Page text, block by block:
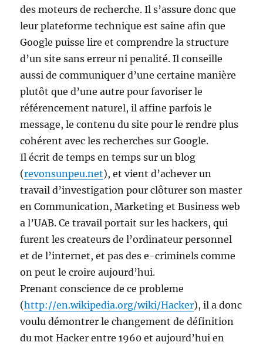
des moteurs de recherche. Il s’assure donc que
leur plateforme technique est saine afin que
Google puisse lire et comprendre la structure
d’un site sans erreur ni penalité. Il conseille
aussi de communiquer d’une certaine manière
plutôt que d’une autre pour favoriser le
référencement naturel, il affine parfois le
message, le contenu du site pour le rendre plus
cohérent avec les recherches sur Google.
Il écrit de temps en temps sur un blog
(revonsunpeu.net), et vient d’achever un
travail d’investigation pour clôturer son master
en Communication, Marketing et Business web
a l’UAB. Ce travail portait sur les hackers, qui
furent les createurs de l’ordinateur personnel
et de l’internet, et pas des e-criminels comme
on peut le croire aujourd’hui.
Prenant conscience de ce probleme
(http://en.wikipedia.org/wiki/Hacker), il a donc
voulu démontrer le changement de définition
du mot Hacker entre 1960 et aujourd’hui en